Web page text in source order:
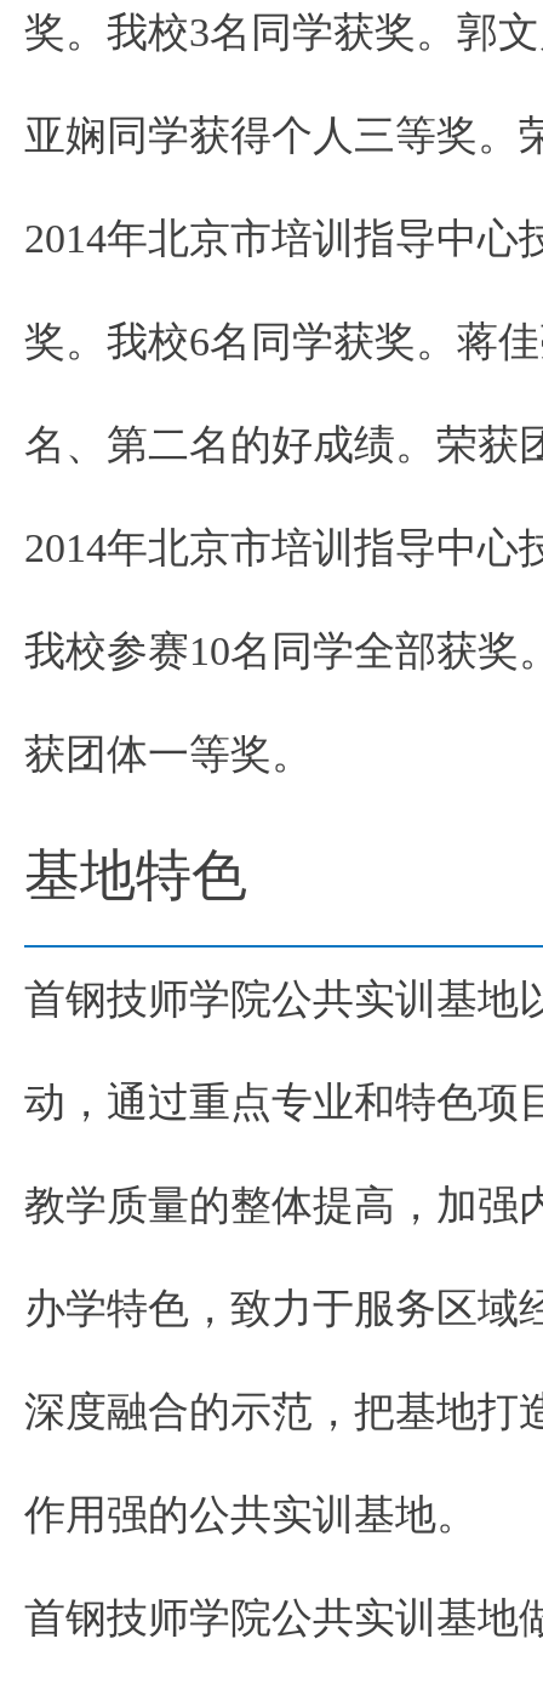
奖。我校3名同学获奖。郭
亚娴同学获得个人三等奖。
2014年北京市培训指导中
奖。我校6名同学获奖。蒋
名、第二名的好成绩。荣获
2014年北京市培训指导中
我校参赛10名同学全部获奖
获团体一等奖。
基地特色
首钢技师学院公共实训基地
动，通过重点专业和特色项
教学质量的整体提高，加强
办学特色，致力于服务区域
深度融合的示范，把基地打
作用强的公共实训基地。
首钢技师学院公共实训基地